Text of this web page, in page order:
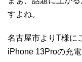
すよね。
名古屋市よりT様に
iPhone 13Proの充